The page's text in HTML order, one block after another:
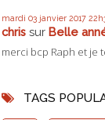
mardi 03 janvier 2017
chris sur Belle
merci bcp Raph et je
TAGS